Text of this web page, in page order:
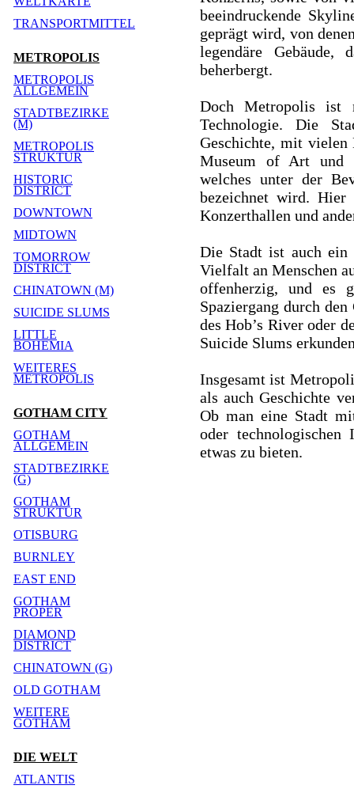
TRANSPORTMITTEL
METROPOLIS
METROPOLIS
ALLGEMEIN
STADTBEZIRKE
(M)
METROPOLIS
STRUKTUR
HISTORIC
DISTRICT
DOWNTOWN
MIDTOWN
TOMORROW
DISTRICT
CHINATOWN (M)
SUICIDE SLUMS
LITTLE
BOHEMIA
WEITERES
METROPOLIS
GOTHAM CITY
GOTHAM
ALLGEMEIN
STADTBEZIRKE
(G)
GOTHAM
STRUKTUR
OTISBURG
BURNLEY
EAST END
GOTHAM
PROPER
DIAMOND
DISTRICT
CHINATOWN (G)
OLD GOTHAM
WEITERE
GOTHAM
DIE WELT
ATLANTIS
beeindruckende
geprägt wird, von
legendäre Gebäude,
beherbergt.
Doch Metropolis ist
Technologie. Die
Geschichte, mit vielen
Museum of Art und
welches unter der
bezeichnet wird.
Konzerthallen und
Die Stadt ist auch ein
Vielfalt an Menschen
offenherzig, und es
Spaziergang durch
des Hob’s River oder
Suicide Slums
Insgesamt ist
als auch Geschichte
Ob man eine Stadt
oder
etwas zu bieten.